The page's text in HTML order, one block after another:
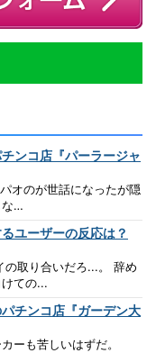
ンコ店『パーラージャ
オのが世話になったが隠
な…
ユーザーの反応は？
の取り合いだろ...。 辞め
ての...
チンコ店『ガーデン大
ーも苦しいはずだ。